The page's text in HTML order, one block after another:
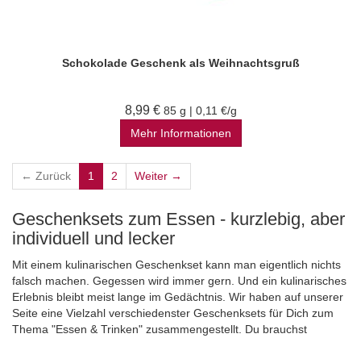
Schokolade Geschenk als Weihnachtsgruß
8,99 € 85 g | 0,11 €/g
Mehr Informationen
← Zurück 1 2 Weiter →
Geschenksets zum Essen - kurzlebig, aber
individuell und lecker
Mit einem kulinarischen Geschenkset kann man eigentlich nichts
falsch machen. Gegessen wird immer gern. Und ein kulinarisches
Erlebnis bleibt meist lange im Gedächtnis. Wir haben auf unserer
Seite eine Vielzahl verschiedenster Geschenksets für Dich zum
Thema "Essen & Trinken" zusammengestellt. Du brauchst